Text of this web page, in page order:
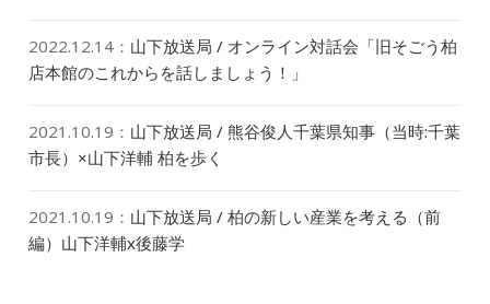
2022.12.14 ： 山下放送局 / オンライン対話会「旧そごう柏
店本館のこれからを話しましょう！」
2021.10.19 ： 山下放送局 / 熊谷俊人千葉県知事（当時:千葉
市長）×山下洋輔 柏を歩く
2021.10.19 ： 山下放送局 / 柏の新しい産業を考える（前
編）山下洋輔x後藤学